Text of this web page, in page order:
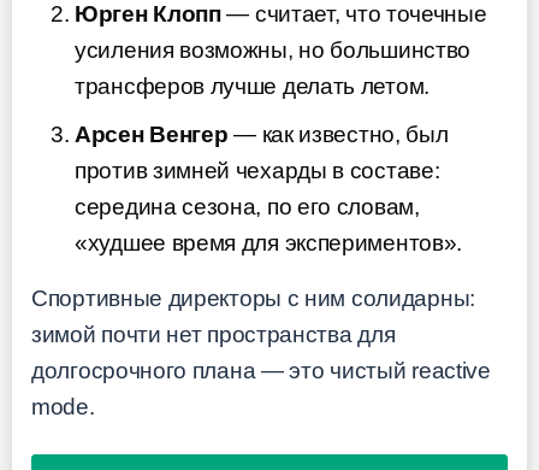
Юрген Клопп— считает, что точечные
усиления возможны, но большинство
трансферов лучше делать летом.
Арсен Венгер — как известно, был
против зимней чехарды в составе:
середина сезона, по его словам,
«худшее время для экспериментов».
Спортивные директоры с ним солидарны:
зимой почти нет пространства для
долгосрочного плана — это чистый reactive
mode.